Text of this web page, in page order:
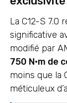
La C12-S 7.0
significative
modifié par
750 N·m de
moins que la
méticuleux